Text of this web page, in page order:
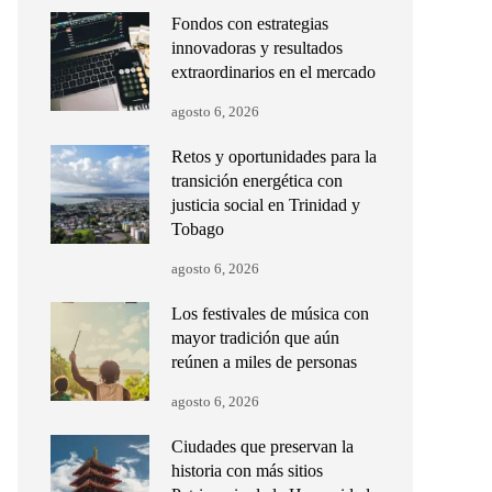
Fondos con estrategias
innovadoras y resultados
extraordinarios en el mercado
agosto 6, 2026
Retos y oportunidades para la
transición energética con
justicia social en Trinidad y
Tobago
agosto 6, 2026
Los festivales de música con
mayor tradición que aún
reúnen a miles de personas
agosto 6, 2026
Ciudades que preservan la
historia con más sitios